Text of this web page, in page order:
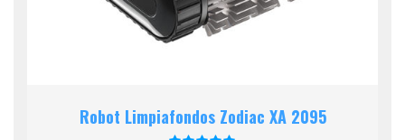
Robot Limpiafondos Zodiac XA 2095